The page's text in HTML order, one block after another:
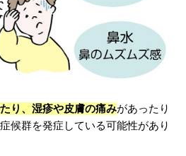
り、湿疹や皮膚の痛みがあったり
候群を発症している可能性があり